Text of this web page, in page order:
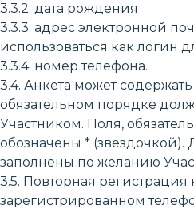
3.3.2. дата рождения
3.3.3. адрес электронной
использоваться как логин
3.3.4. номер телефона.
3.4. Анкета может
обязательном порядке
Участником. Поля,
обозначены * (звездочкой).
заполнены по желанию
3.5. Повторная регистрация
зарегистрированном